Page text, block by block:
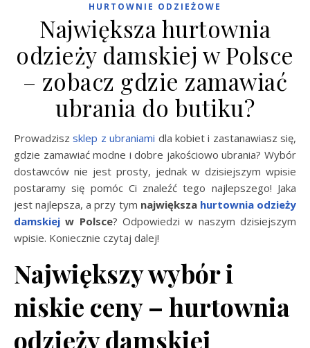
HURTOWNIE ODZIEŻOWE
Największa hurtownia
odzieży damskiej w Polsce
– zobacz gdzie zamawiać
ubrania do butiku?
Prowadziszsklep z ubraniami dla kobiet i zastanawiasz się,
gdzie zamawiać modne i dobre jakościowo ubrania? Wybór
dostawców nie jest prosty, jednak w dzisiejszym wpisie
postaramy się pomóc Ci znaleźć tego najlepszego! Jaka
jest najlepsza, a przy tym największa hurtownia odzieży
damskiej w Polsce? Odpowiedzi w naszym dzisiejszym
wpisie. Koniecznie czytaj dalej!
Największy wybór i
niskie ceny – hurtownia
odzieży damskiej